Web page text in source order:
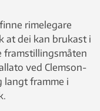
rimelegare
at dei kan brukast i
framstillingsmåten
ved Clemson-
langt framme i